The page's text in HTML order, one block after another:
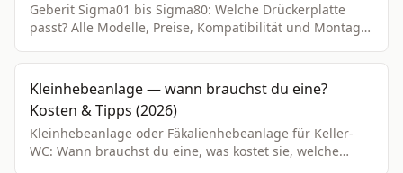
Geberit Sigma01 bis Sigma80: Welche Drückerplatte
passt? Alle Modelle, Preise, Kompatibilität und Montage
Kleinhebeanlage — wann brauchst du eine?
Kosten & Tipps (2026)
Kleinhebeanlage oder Fäkalienhebeanlage für Keller-
WC: Wann brauchst du eine, was kostet sie, welche